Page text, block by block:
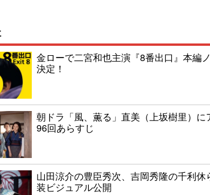
金ローで二宮和也主演『8番出口』本編
決定！
朝ドラ「風、薫る」直美（上坂樹里）
96回あらすじ
山田涼介の豊臣秀次、吉岡秀隆の千利
装ビジュアル公開